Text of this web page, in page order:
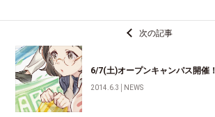
次の記事
6/7(土)オープンキャンパス開催！
2014.6.3 NEWS